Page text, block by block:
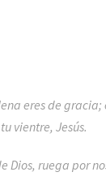
eres de
vientre, Jesús.
Dios, ruega por